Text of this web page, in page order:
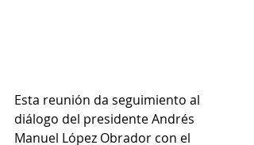
Esta reunión da seguimiento al
diálogo del presidente Andrés
Manuel López Obrador con el